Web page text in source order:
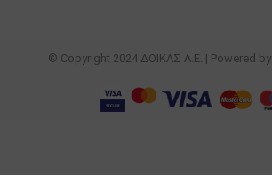
© Copyright 2024 ΔΟΙΚΑΣ Α.Ε. | Powered by